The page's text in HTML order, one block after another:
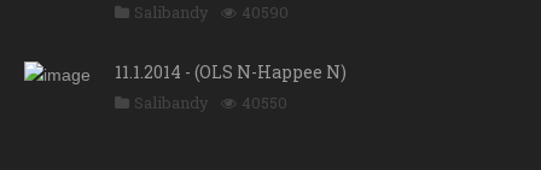
Salibandy 40590
11.1.2014 - (OLS N-Happee N)
Salibandy 40550